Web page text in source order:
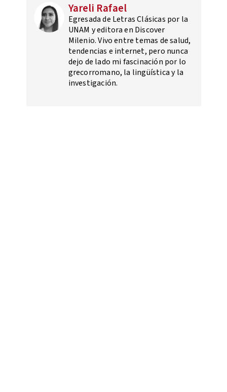
Yareli Rafael
Egresada de Letras Clásicas por la
UNAM y editora en Discover
Milenio. Vivo entre temas de salud,
tendencias e internet, pero nunca
dejo de lado mi fascinación por lo
grecorromano, la lingüística y la
investigación.